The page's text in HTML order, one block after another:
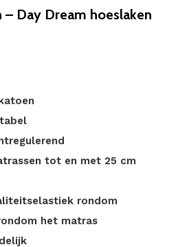
Day Dream hoeslaken
tot en met 25 cm
rondom
het matras